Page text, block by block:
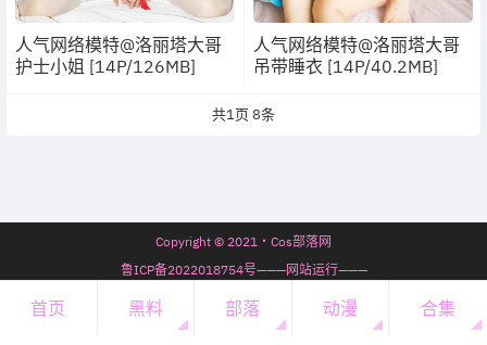
人气网络模特@洛丽塔大哥
护士小姐 [14P/126MB]
人气网络模特@洛丽塔大哥
吊带睡衣 [14P/40.2MB]
共1页8条
Copyright © 2021・Cos部落网
鲁ICP备2022018754号———网站运行———
7年70天18时41分1秒
开通会员
会员必看 微信公众号
首页 黑料 部落 动漫 合集